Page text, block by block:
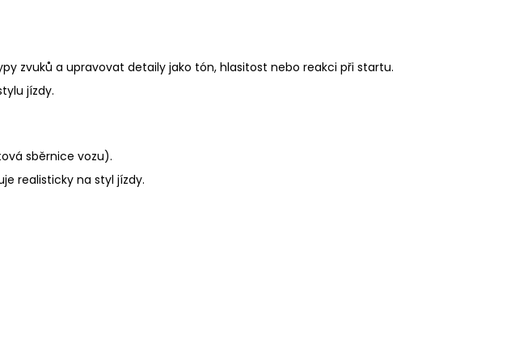
zvuků a upravovat detaily jako tón, hlasitost nebo reakci při startu.
jízdy.
sběrnice vozu).
realisticky na styl jízdy.